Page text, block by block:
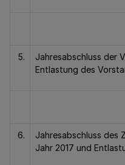
5.
Jahresabschluss der
Entlastung des
6.
Jahresabschluss des
Jahr 2017 und